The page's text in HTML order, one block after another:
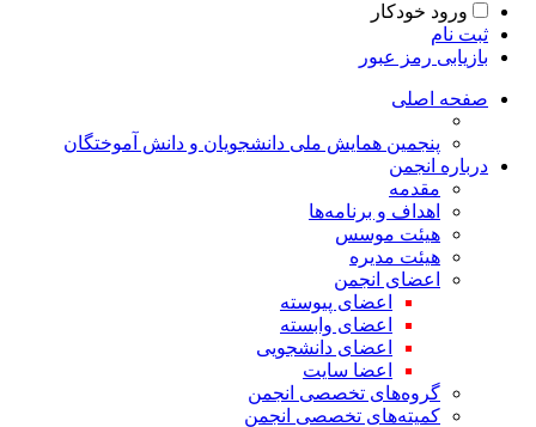
ورود خودکار
ثبت نام
بازیابی رمز عبور
صفحه اصلی
پنجمین همایش ملی دانشجویان و دانش آموختگان
درباره انجمن
مقدمه
اهداف و برنامه‌ها
هیئت موسس
هیئت مدیره
اعضای انجمن
اعضای پیوسته
اعضای وابسته
اعضای دانشجویی
اعضا سایت
گروه‌های تخصصی انجمن
کمیته‌های تخصصی انجمن